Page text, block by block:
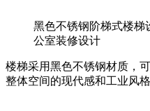
黑色不锈钢阶梯式楼梯
公室装修设计
楼梯采用黑色不锈钢材质，
整体空间的现代感和工业风格